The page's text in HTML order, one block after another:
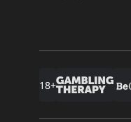
18+